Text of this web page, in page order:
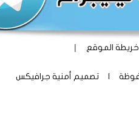
خريطة الموقع |
أمنية جرافيكس